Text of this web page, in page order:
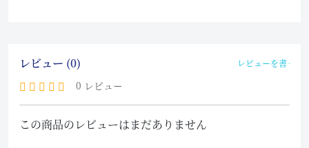
レビュー (0) レビューを書く
0 レビュー
この商品のレビューはまだありません